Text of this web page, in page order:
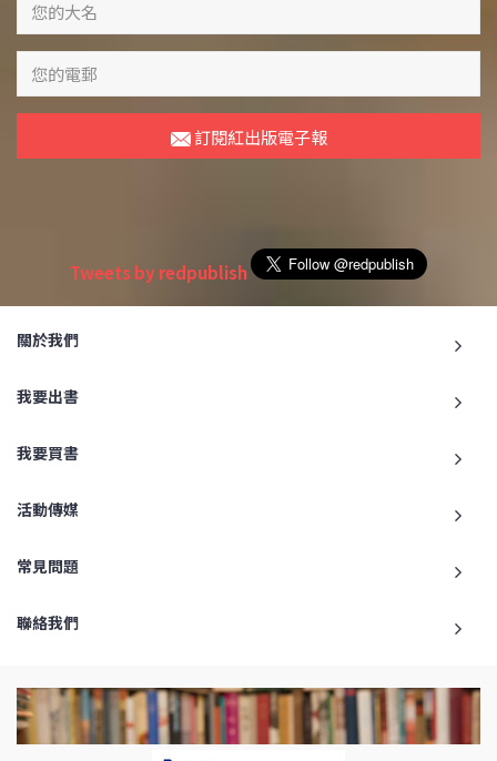
訂閱紅出版電子報
Tweets by redpublish
關於我們
我要出書
我要買書
活動傳媒
常見問題
聯絡我們